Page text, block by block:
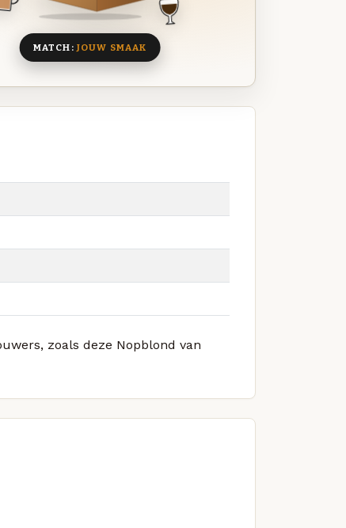
MATCH: JOUW SMAAK
zoals deze Nopblond van